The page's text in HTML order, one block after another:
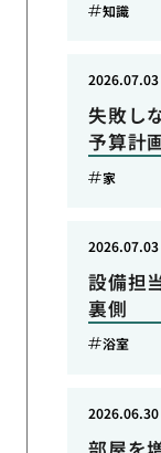
知識
失敗し
予算計
2026.07.03
家
設備担
裏側
2026.07.03
浴室
2026.06.30